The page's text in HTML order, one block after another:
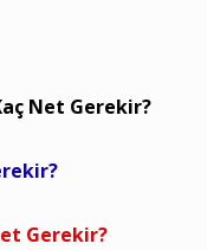
Net Gerekir?
Gerekir?